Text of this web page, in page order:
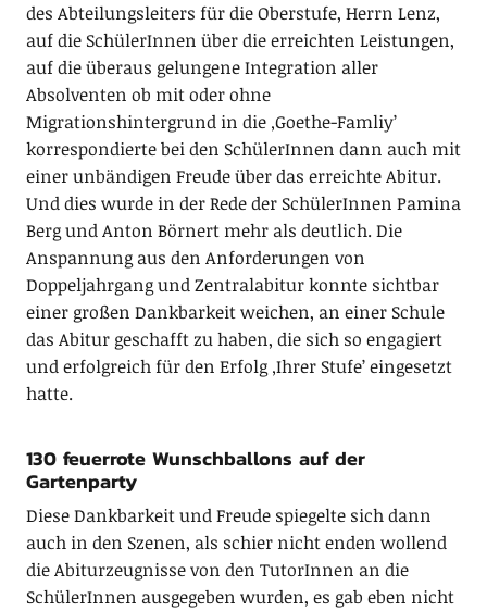
des Abteilungsleiters für die Oberstufe, Herrn Lenz,
auf die SchülerInnen über die erreichten Leistungen,
auf die überaus gelungene Integration aller
Absolventen ob mit oder ohne
Migrationshintergrund in die ‚Goethe-Famliy’
korrespondierte bei den SchülerInnen dann auch mit
einer unbändigen Freude über das erreichte Abitur.
Und dies wurde in der Rede der SchülerInnen Pamina
Berg und Anton Börnert mehr als deutlich. Die
Anspannung aus den Anforderungen von
Doppeljahrgang und Zentralabitur konnte sichtbar
einer großen Dankbarkeit weichen, an einer Schule
das Abitur geschafft zu haben, die sich so engagiert
und erfolgreich für den Erfolg ‚Ihrer Stufe’ eingesetzt
hatte.
130 feuerrote Wunschballons auf der
Gartenparty
Diese Dankbarkeit und Freude spiegelte sich dann
auch in den Szenen, als schier nicht enden wollend
die Abiturzeugnisse von den TutorInnen an die
SchülerInnen ausgegeben wurden, es gab eben nicht